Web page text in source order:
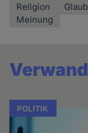
Religion
Meinung
POLITIK